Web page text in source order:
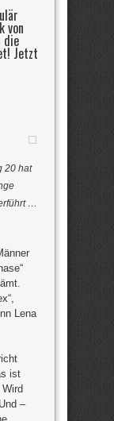
von
die
Jetzt
20 hat
…
Lena
ist
–